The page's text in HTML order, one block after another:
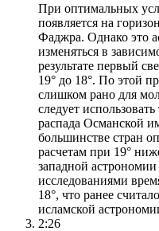
При оптимальных
появляется на
Фаджра. Однако это
изменяться в
результате первый
19° до 18°. По этой
слишком рано для
следует
распада Османской
большинстве стран
расчетам при 19°
западной
исследованиями
18°, что ранее
исламской
2:26